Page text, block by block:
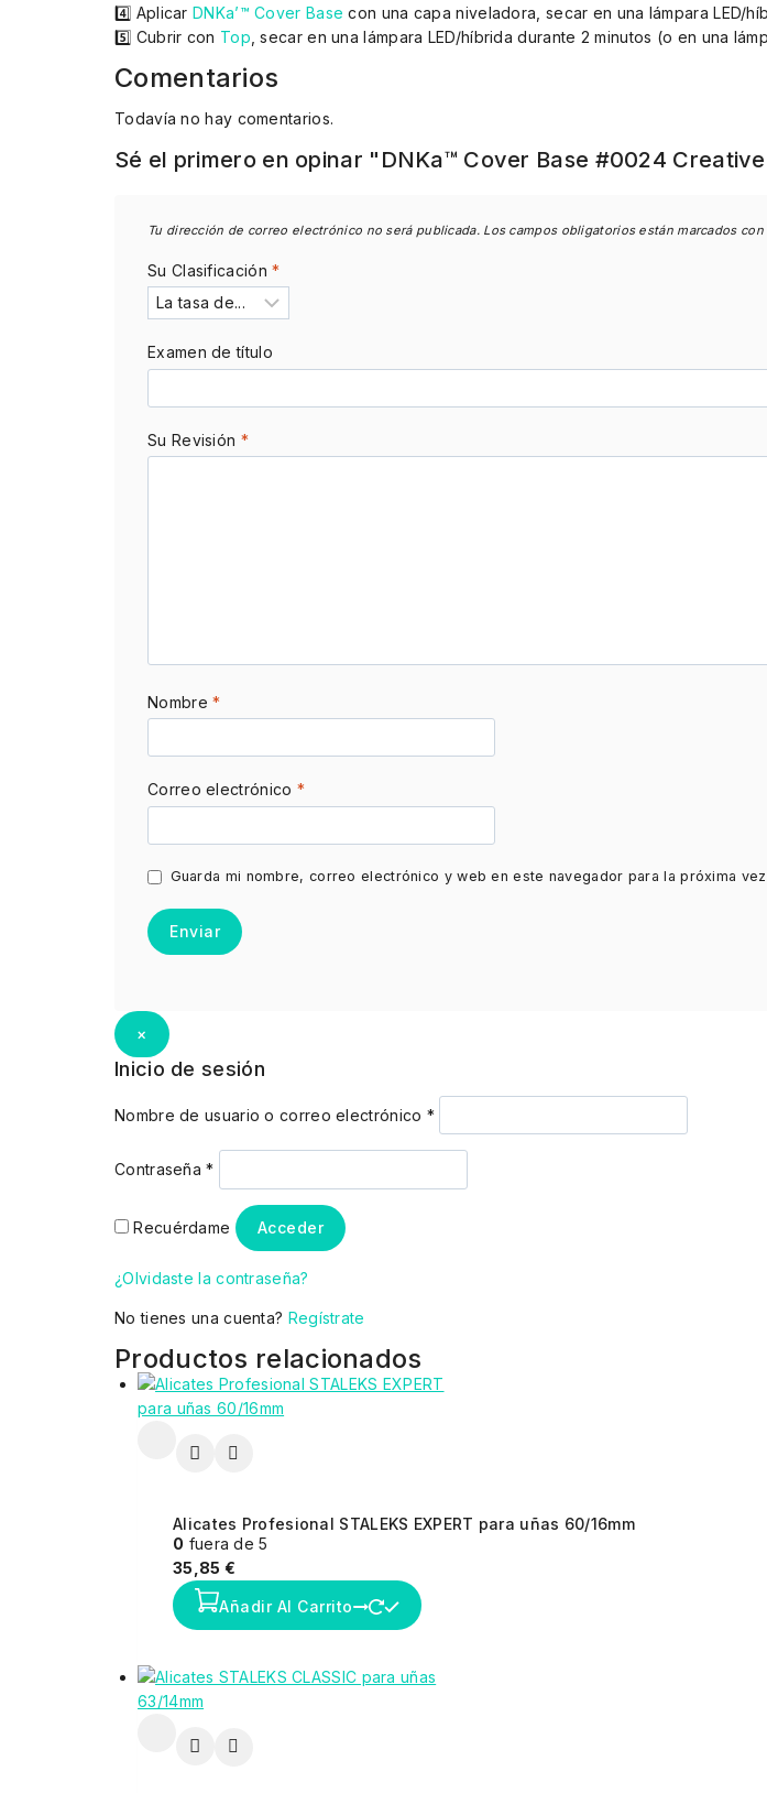
4️⃣ Aplicar DNKa’™ Cover Base con una capa niveladora, secar en una lámpara LED/
5️⃣ Cubrir con Top, secar en una lámpara LED/híbrida durante 2 minutos (o en una
Comentarios
Todavía no hay comentarios.
Sé el primero en opinar "DNKa™ Cover Base #0024 Сreative
Tu dirección de correo electrónico no será publicada. Los campos obligatorios están marcados con
Su Clasificación*
Examen de título
Su Revisión *
Nombre*
Correo electrónico *
Guarda mi nombre, correo electrónico y web en este navegador para la próxima
×
Inicio de sesión
Nombre de usuario o correo electrónico *
Contraseña*
Recuérdame Acceder
¿Olvidaste la contraseña?
No tienes una cuenta? Regístrate
Productos relacionados
Alicates Profesional STALEKS EXPERT para uñas 60/16mm
0 fuera de 5
35,85 €
Añadir Al Carrito